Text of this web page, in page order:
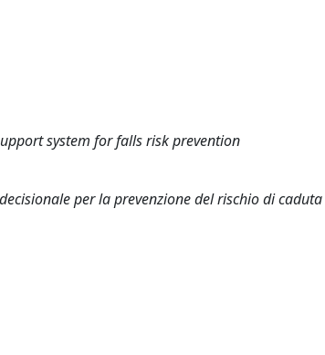
system for falls risk prevention
per la prevenzione del rischio di